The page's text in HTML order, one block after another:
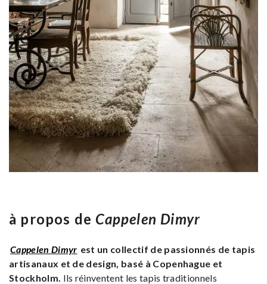
à propos de Cappelen Dimyr
Cappelen Dimyr est un collectif de passionnés de tapis
artisanaux et de design, basé à Copenhague et
Stockholm. Ils réinventent les tapis traditionnels